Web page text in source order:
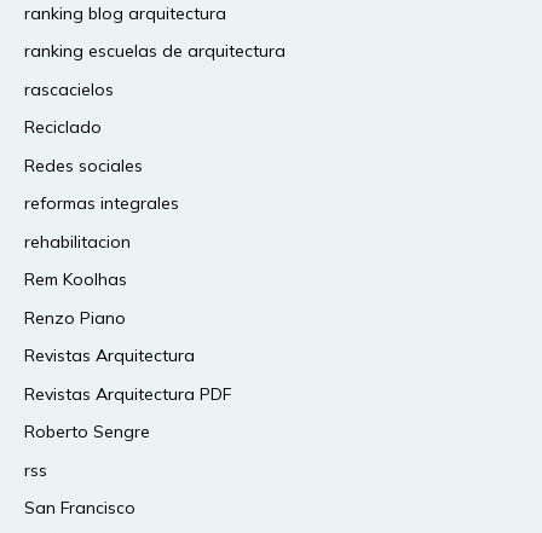
ranking blog arquitectura
ranking escuelas de arquitectura
rascacielos
Reciclado
Redes sociales
reformas integrales
rehabilitacion
Rem Koolhas
Renzo Piano
Revistas Arquitectura
Revistas Arquitectura PDF
Roberto Sengre
rss
San Francisco